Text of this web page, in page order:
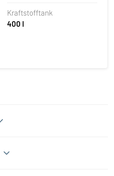
Kraftstofftank
400 l